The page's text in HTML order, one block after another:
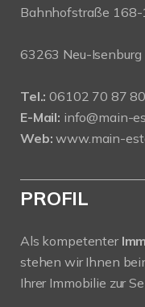
Bahnhofstraße
63263 Neu-Isenburg
Tel.: 06102 70 87
E-Mail: info@main-
Web: www.main-
PROFIL
Als kompetenter
stehen wir Ihnen
Ihrer Immobilie zur